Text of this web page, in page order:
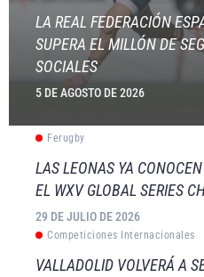
LA REAL FEDERACIÓN
SUPERA EL MILLÓN DE
SOCIALES
5 DE AGOSTO DE 2026
Ferugby
LAS LEONAS YA
EL WXV GLOBAL SERIES
29 DE JULIO DE 2026
Competiciones Internacionales
VALLADOLID VOLVERÁ A